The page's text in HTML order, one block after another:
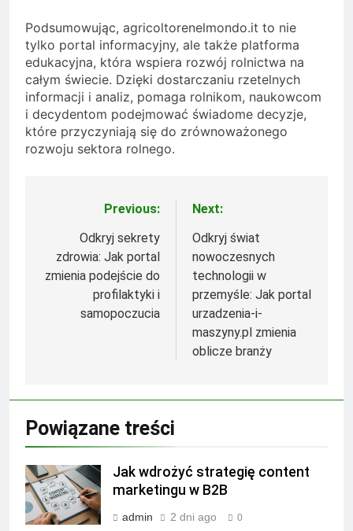
Podsumowując, agricoltorenelmondo.it to nie
tylko portal informacyjny, ale także platforma
edukacyjna, która wspiera rozwój rolnictwa na
całym świecie. Dzięki dostarczaniu rzetelnych
informacji i analiz, pomaga rolnikom, naukowcom
i decydentom podejmować świadome decyzje,
które przyczyniają się do zrównoważonego
rozwoju sektora rolnego.
Nawigacja
wpisu
Previous:
Odkryj sekrety
zdrowia: Jak portal
zmienia podejście do
profilaktyki i
samopoczucia
Next:
Odkryj świat
nowoczesnych
technologii w
przemyśle: Jak portal
urzadzenia-i-
maszyny.pl zmienia
oblicze branży
Powiązane treści
Jak wdrożyć strategię content
marketingu w B2B
admin 2 dni ago 0